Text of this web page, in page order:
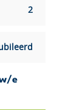
2
e